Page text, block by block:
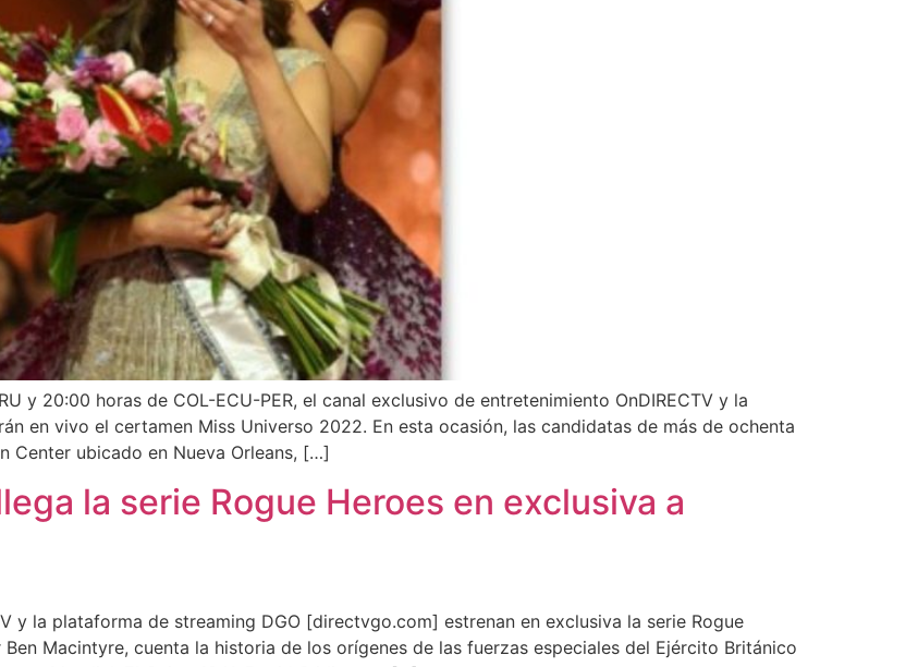
y 20:00 horas de COL-ECU-PER, el canal exclusivo de entretenimiento OnDIRECTV y la
en vivo el certamen Miss Universo 2022. En esta ocasión, las candidatas de más de ochenta
Center ubicado en Nueva Orleans, […]
la serie Rogue Heroes en exclusiva a
y la plataforma de streaming DGO [directvgo.com] estrenan en exclusiva la serie Rogue
Macintyre, cuenta la historia de los orígenes de las fuerzas especiales del Ejército Británico